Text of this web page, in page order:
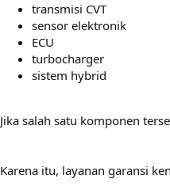
transmisi CVT
sensor elektronik
ECU
turbocharger
sistem hybrid
Jika salah satu komponen
Karena itu, layanan garansi